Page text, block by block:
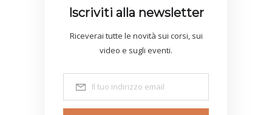
Iscriviti alla newsletter
Riceverai tutte le novità sui corsi, sui
video e sugli eventi.